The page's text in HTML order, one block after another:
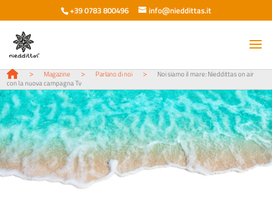
+39 0783 800496 info@nieddittas.it
> Magazine > Parlano di noi >
Noi siamo il mare: Nieddittas on air
con la nuova campagna Tv